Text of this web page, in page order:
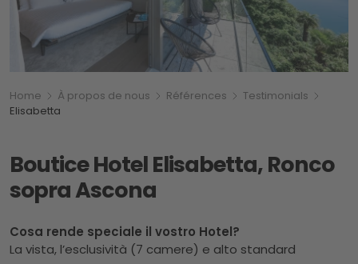
Breadcrumb
Vous êtes ici:
Home À propos de nous Références
Testimonials
Elisabetta
Boutice Hotel Elisabetta, Ronco
sopra Ascona
Cosa rende speciale il vostro Hotel?
La vista, l’esclusività (7 camere) e alto standard